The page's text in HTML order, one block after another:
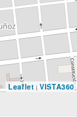
Leaflet |VISTA360